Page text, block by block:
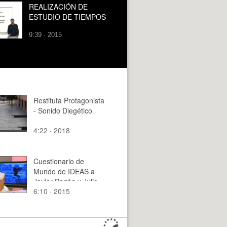
REALIZACIÓN DE
ESTUDIO DE TIEMPOS
9:39 · 2015
Restituta Protagonista
- Sonido Diegético
4:22 · 2018
Cuestionario de
Mundo de IDEAS a
Javier Pagán y Julio
Torralba
6:10 · 2015